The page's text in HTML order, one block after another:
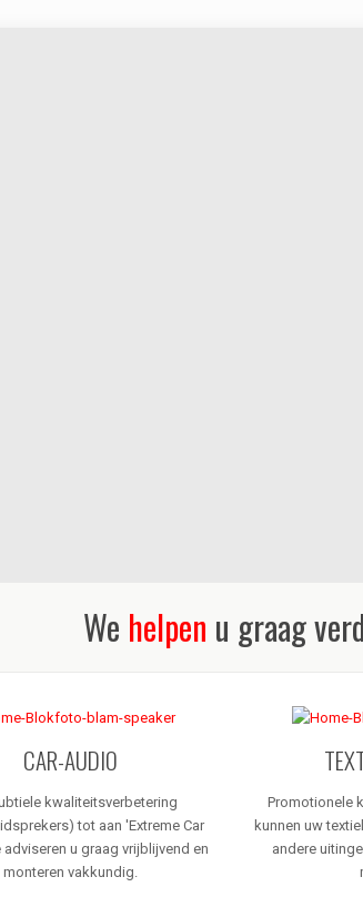
We helpen u graag
CAR-AUDIO
kwaliteitsverbetering
tot aan 'Extreme Car
adviseren u graag vrijblijvend en
monteren vakkundig.
Promotionele
kunnen uw
andere